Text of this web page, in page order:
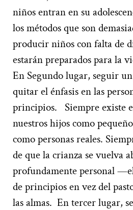
niñosentran en su
los métodos que son
producir niños con falta de
estarán preparados para la
En Segundo lugar, seguir
quitarel énfasisen las
principios. Siempre existe
nuestros hijos como
como personas reales.
de que la crianza se vuelva
profundamente personal—
de principiosen vez del
las almas. En tercer lugar,